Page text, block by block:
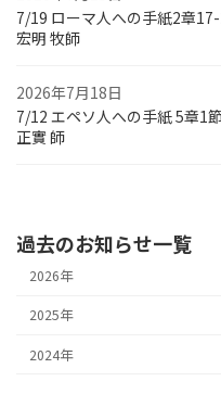
7/19 ローマ人への手紙2章
宏明 牧師
2026年7月18日
7/12 エペソ人への手紙 5章1
正實 師
過去のお知らせ一覧
2026年
2025年
2024年